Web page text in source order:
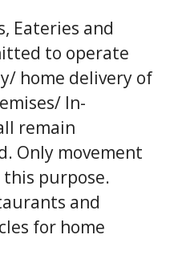
Eateries and
to operate
home delivery of
In-
remain
Only movement
this purpose.
and
for home